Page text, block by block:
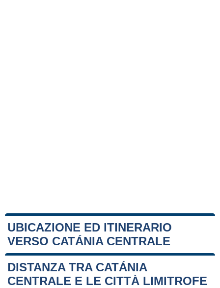
UBICAZIONE ED ITINERARIO
VERSO CATÁNIA CENTRALE
+
−
Leaflet| Map data © OpenStreetMap
DISTANZA TRA CATÁNIA
CENTRALE E LE CITTÀ LIMITROFE